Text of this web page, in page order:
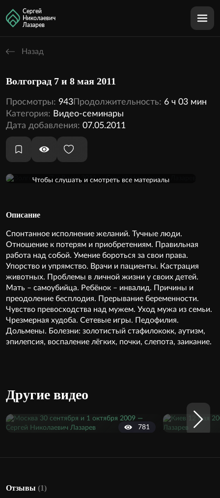
Сергей
Николаевич
Лазарев
Назад
Волгоград 7 и 8 мая 2011
Просмотры: 943Продолжительность: 6 ч 03 мин
Категория: Видео-семинары
Дата добавления: 07.05.2011
Оформить подписку
Чтобы слушать и смотреть все материалы
Описание
Спонтанное исполнение желаний. Тучные люди.
Отношение к потерям и приобретениям. Правильная
работа над собой. Умение бороться за свои права.
Упорство и упрямство. Врачи и пациенты. Кастрация
животных. Проблемы в личной жизни у своих детей.
Мать – самоубийца. Ребёнок – инвалид. Причины и
преодоление бесплодия. Прерывание беременности.
Чувство превосходства над мужем. Уход мужа из семьи.
Чрезмерная худоба. Сетевые игры. Педофилия.
Дольмены. Болезни: золотистый стафилококк, аутизм,
эпилепсия, воспаление лёгких, почки, слепота, заикание.
Другие видео
781
Отзывы (1)